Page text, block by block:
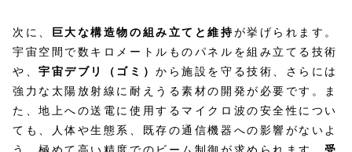
次に、 巨大な構造物の組み立てと維持が挙げられます。
宇宙空間で数キロメートルものパネルを組み立てる技術
や、宇宙デブリ（ゴミ）から施設を守る技術、さらには
強力な太陽放射線に耐えうる素材の開発が必要です。ま
た、地上への送電に使用するマイクロ波の安全性につい
ても、人体や生態系、既存の通信機器への影響がないよ